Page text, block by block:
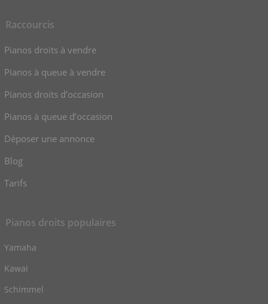
Raccourcis
Pianos droits à vendre
Pianos à queue à vendre
Pianos droits d’occasion
Pianos à queue d’occasion
Déposer une annonce
Blog
Tarifs
Pianos droits populaires
Yamaha
Kawai
Schimmel